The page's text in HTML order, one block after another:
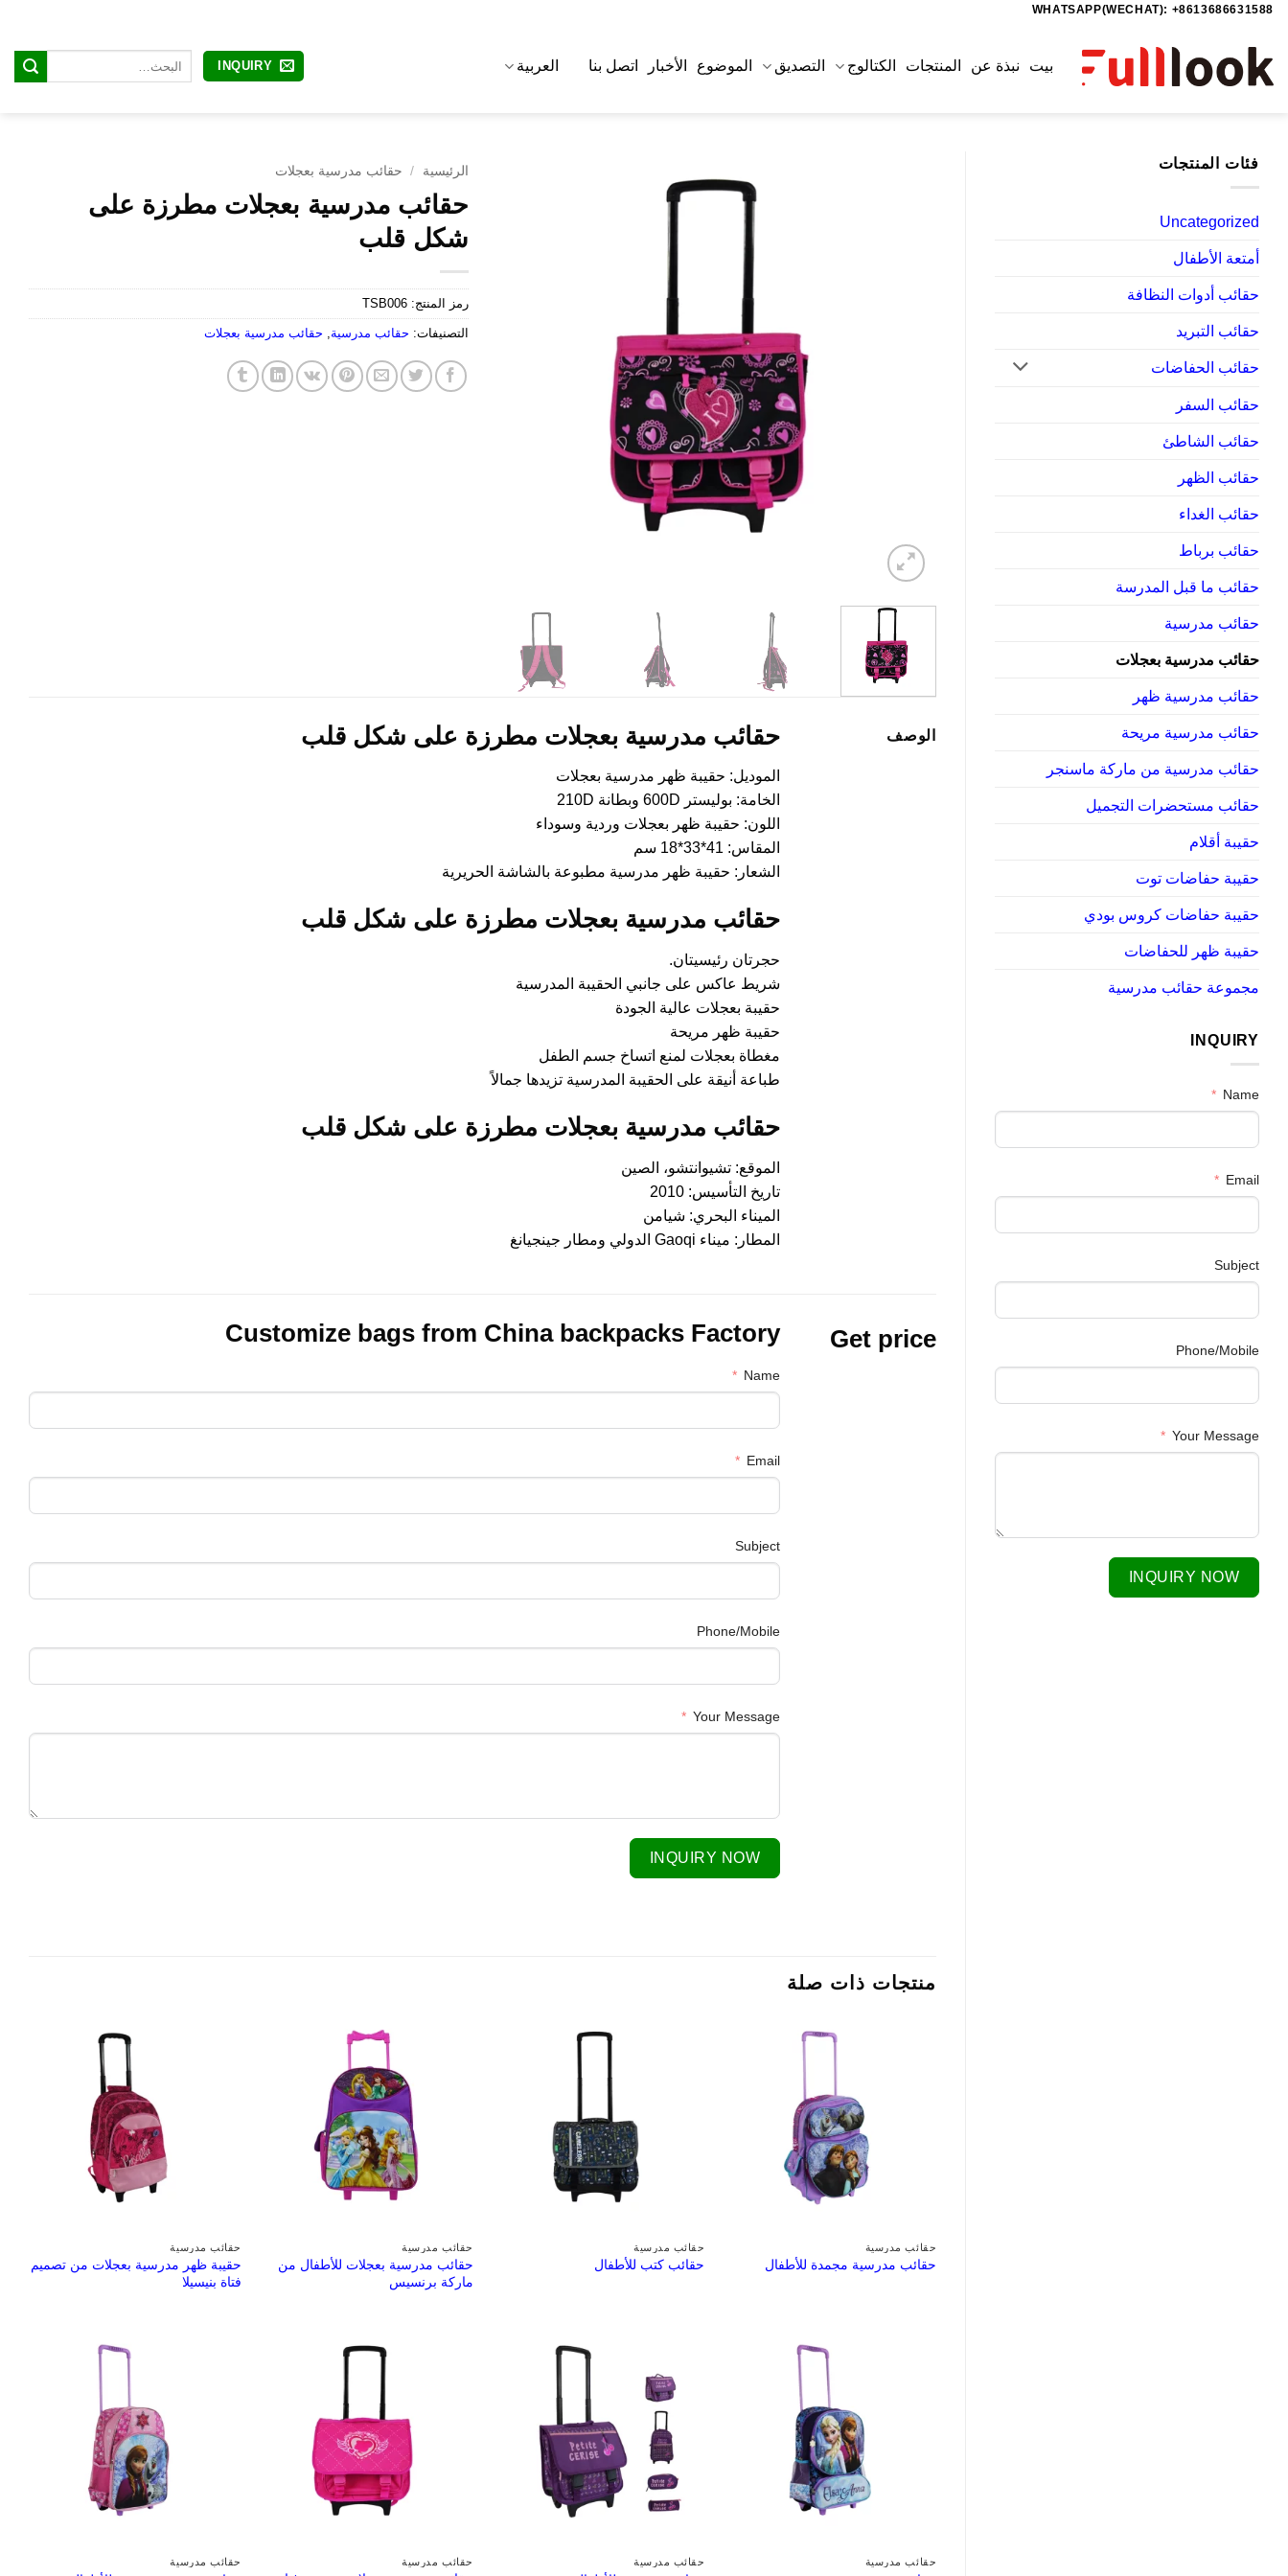
تخطي
WHATSAPP(WECHAT): +8613686631588
بيت نبذة عن المنتجات الكتالوج التصديق الموضوع الأخبار اتصل بنا العربية INQUIRY
فئات المنتجات
Uncategorized
أمتعة الأطفال
حقائب أدوات النظافة
حقائب التبريد
حقائب الحفاضات
حقائب السفر
حقائب الشاطئ
حقائب الظهر
حقائب الغداء
حقائب برباط
حقائب ما قبل المدرسة
حقائب مدرسية
حقائب مدرسية بعجلات
حقائب مدرسية ظهر
حقائب مدرسية مريحة
حقائب مدرسية من ماركة ماسنجر
حقائب مستحضرات التجميل
حقيبة أقلام
حقيبة حفاضات توت
حقيبة حفاضات كروس بودي
حقيبة ظهر للحفاضات
مجموعة حقائب مدرسية
INQUIRY
Name
Email
Subject
Phone/Mobile
Your Message
INQUIRY NOW
الرئيسية / حقائب مدرسية بعجلات
حقائب مدرسية بعجلات مطرزة على
شكل قلب
رمز المنتج:TSB006
التصنيفات: حقائب مدرسية حقائب مدرسية بعجلات
الوصف حقائب مدرسية بعجلات مطرزة على شكل قلب
الموديل: حقيبة ظهر مدرسية بعجلات
الخامة: بوليستر 600D وبطانة 210D
اللون: حقيبة ظهر بعجلات وردية وسوداء
المقاس: 41*33*18 سم
الشعار: حقيبة ظهر مدرسية مطبوعة بالشاشة الحريرية
حقائب مدرسية بعجلات مطرزة على شكل قلب
حجرتان رئيسيتان.
شريط عاكس على جانبي الحقيبة المدرسية
حقيبة بعجلات عالية الجودة
حقيبة ظهر مريحة
مغطاة بعجلات لمنع اتساخ جسم الطفل
طباعة أنيقة على الحقيبة المدرسية تزيدها جمالاً
حقائب مدرسية بعجلات مطرزة على شكل قلب
الموقع: تشيوانتشو، الصين
تاريخ التأسيس: 2010
الميناء البحري: شيامن
المطار: ميناء Gaoqi الدولي ومطار جينجيانغ
Get price
Customize bags from China backpacks Factory
Name
Email
Subject
Phone/Mobile
Your Message
INQUIRY NOW
منتجات ذات صلة
حقائب مدرسية
حقائب مدرسية مجمدة للأطفال
حقائب مدرسية
حقائب كتب للأطفال
حقائب مدرسية
حقائب مدرسية بعجلات للأطفال من
ماركة برنسيس
حقائب مدرسية
حقيبة ظهر مدرسية بعجلات من تصميم
فتاة بنيسيلا
حقائب مدرسية حقائب مدرسية حقائب مدرسية حقائب مدرسية